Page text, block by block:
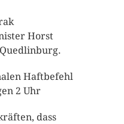
Horst
Haftbefehl
2 Uhr
dass